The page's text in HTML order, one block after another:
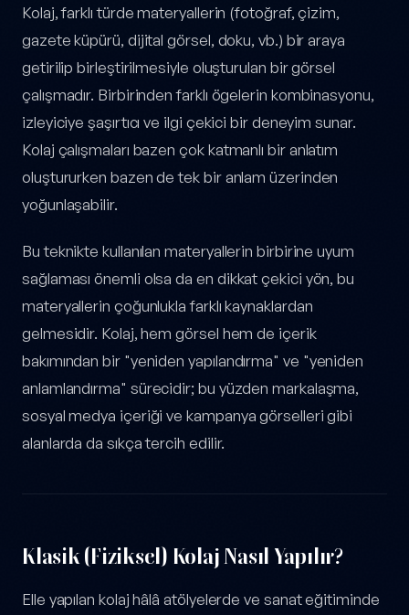
Kolaj, farklı türde materyallerin (fotoğraf, çizim,
gazete küpürü, dijital görsel, doku, vb.) bir araya
getirilip birleştirilmesiyle oluşturulan bir görsel
çalışmadır. Birbirinden farklı ögelerin kombinasyonu,
izleyiciye şaşırtıcı ve ilgi çekici bir deneyim sunar.
Kolaj çalışmaları bazen çok katmanlı bir anlatım
oluştururken bazen de tek bir anlam üzerinden
yoğunlaşabilir.
Bu teknikte kullanılan materyallerin birbirine uyum
sağlaması önemli olsa da en dikkat çekici yön, bu
materyallerin çoğunlukla farklı kaynaklardan
gelmesidir. Kolaj, hem görsel hem de içerik
bakımından bir "yeniden yapılandırma" ve "yeniden
anlamlandırma" sürecidir; bu yüzden markalaşma,
sosyal medya içeriği ve kampanya görselleri gibi
alanlarda da sıkça tercih edilir.
Klasik (Fiziksel) Kolaj Nasıl Yapılır?
Elle yapılan kolaj hâlâ atölyelerde ve sanat eğitiminde